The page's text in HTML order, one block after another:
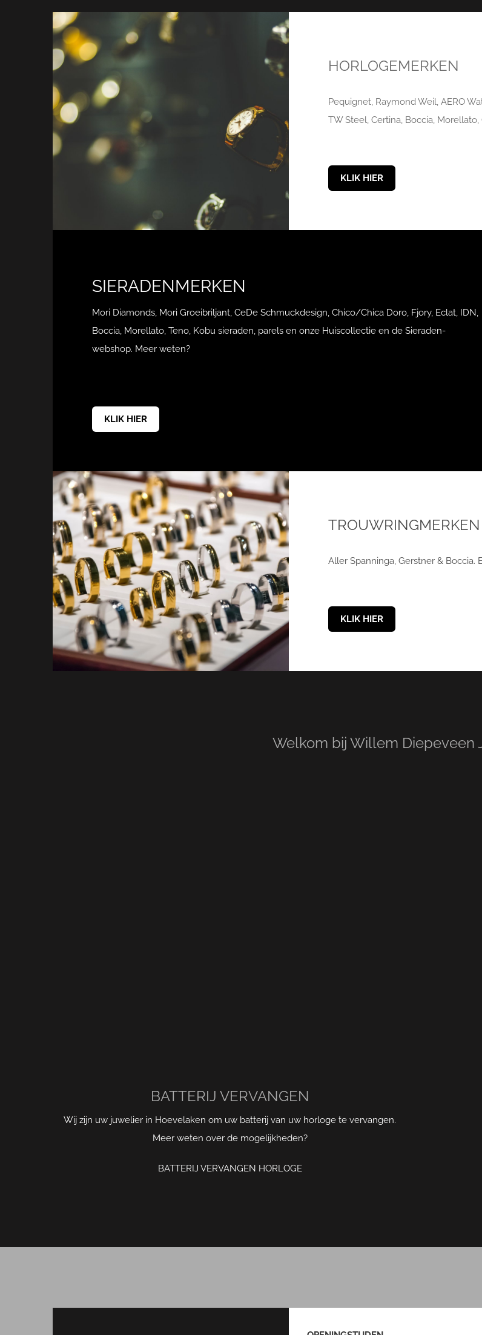
HORLOGEMERKEN
Pequignet, Raymond Weil, AERO
TW Steel, Certina, Boccia,
KLIK HIER
SIERADENMERKEN
Mori Diamonds, Mori Groeibriljant, CeDe Schmuckdesign, Chico/Chica Doro, Fjory, Eclat, IDN,
Boccia, Morellato, Teno, Kobu sieraden, parels en onze Huiscollectie en de Sieraden-
webshop. Meer weten?
KLIK HIER
TROUWRINGMERKEN
Aller Spanninga, Gerstner &
KLIK HIER
Welkom bij Willem Diepeveen
BATTERIJ VERVANGEN
Wij zijn uw juwelier in Hoevelaken om uw batterij van uw horloge te vervangen.
Meer weten over de mogelijkheden?
BATTERIJ VERVANGEN HORLOGE